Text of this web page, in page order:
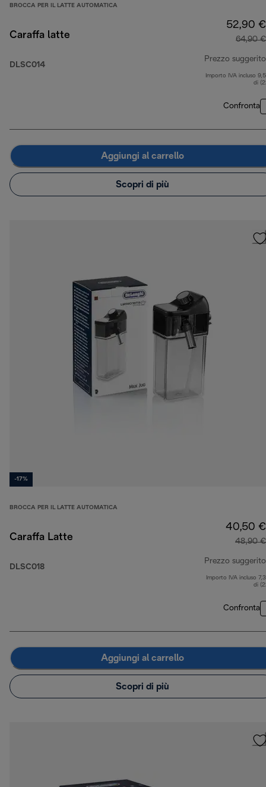
BROCCA PER IL LATTE AUTOMATICA
Caraffa latte
DLSC014
52,90 €
64,90 €
Prezzo suggerito
Importo IVA incluso
di
Confronta
Aggiungi al carrello
Scopri di più
-17%
BROCCA PER IL LATTE AUTOMATICA
Caraffa Latte
DLSC018
40,50 €
48,90 €
Prezzo suggerito
Importo IVA incluso
di
Confronta
Aggiungi al carrello
Scopri di più